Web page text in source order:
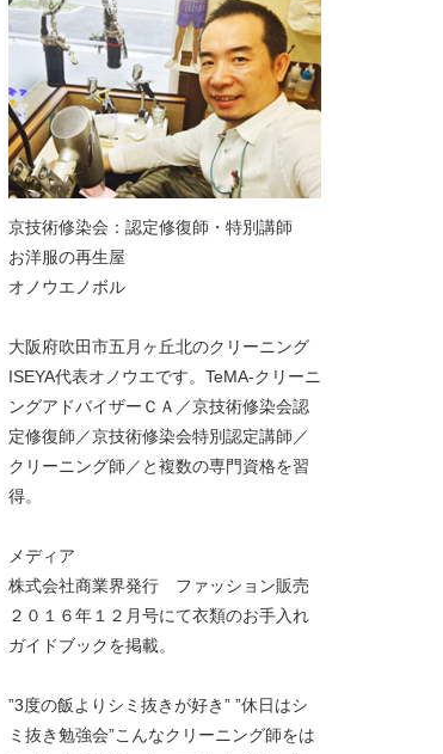
京技術修染会：認定修復師・特別講師
お洋服の再生屋
オノウエノボル
大阪府吹田市五月ヶ丘北のクリーニング
ISEYA代表オノウエです。TeMA-クリーニ
ングアドバイザーＣＡ／京技術修染会認
定修復師／京技術修染会特別認定講師／
クリーニング師／と複数の専門資格を習
得。
メディア
株式会社商業界発行 ファッション販売
２０１６年１２月号にて衣類のお手入れ
ガイドブックを掲載。
”3度の飯よりシミ抜きが好き” ”休日はシ
ミ抜き勉強会”こんなクリーニング師をは